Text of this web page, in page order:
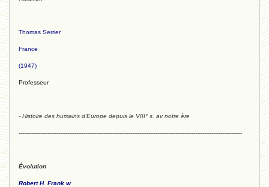
Thomas Serrier
France
(1947)
Professeur
- Histoire des humains d'Europe depuis le VIII° s. av notre ère
----------------------------------------------------------------------------------------------------------------------------
Évolution
Robert H. Frank w